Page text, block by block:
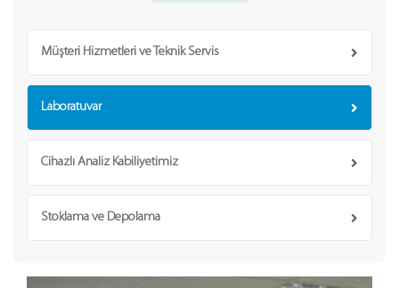
Müşteri Hizmetleri ve Teknik Servis
Laboratuvar
Cihazlı Analiz Kabiliyetimiz
Stoklama ve Depolama